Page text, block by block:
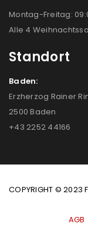
Montag-Freitag:
Alle 4
Standort
Baden:
Erzherzog Rainer
2500 Baden
+43 2252 44166
COPYRIGHT © 2023
AGB